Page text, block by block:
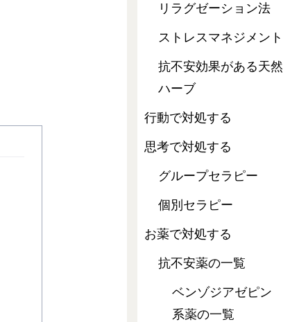
リラグゼーション法
ストレスマネジメント
抗不安効果がある天然
ハーブ
行動で対処する
思考で対処する
グループセラピー
個別セラピー
お薬で対処する
抗不安薬の一覧
ベンゾジアゼピン
系薬の一覧